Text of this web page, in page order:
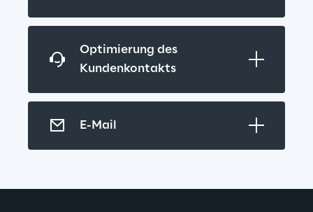
Optimierung des
Kundenkontakts
E-Mail